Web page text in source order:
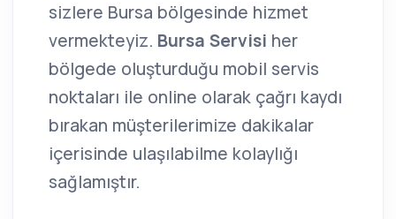
sizlere Bursa bölgesinde hizmet
vermekteyiz. Bursa Servisi her
bölgede oluşturduğu mobil servis
noktaları ile online olarak çağrı kaydı
bırakan müşterilerimize dakikalar
içerisinde ulaşılabilme kolaylığı
sağlamıştır.